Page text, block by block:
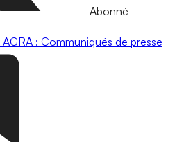
Abonné
AGRA : Communiqués de presse